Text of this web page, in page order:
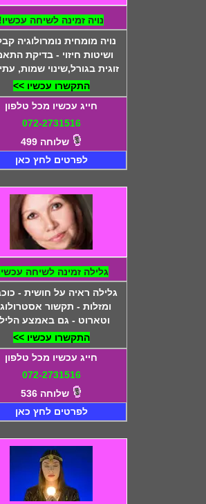
נויה זמינה לשיחה עכשיו!
נויה מומחית נומרולוגיה
ושיטות חיזוי - בדיקת
זוגית בגורל,שינוי שמות,
התקשרו עכשיו >>
חייג עכשיו מכל טלפון
072-2731516
שלוחה 499
לפרטים לחץ כאן
גלילה זמינה לשיחה
גלילה ראיה על חושית -
ומזלות - תקשור
וטארוט - גם באמצע
התקשרו עכשיו >>
חייג עכשיו מכל טלפון
072-2731516
שלוחה 536
לפרטים לחץ כאן